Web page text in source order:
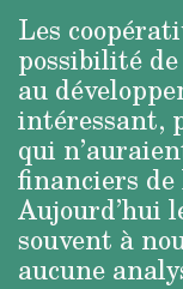
Les
possibilité
au
intéressant,
qui
financiers
Aujourd’hui
souvent à
aucune